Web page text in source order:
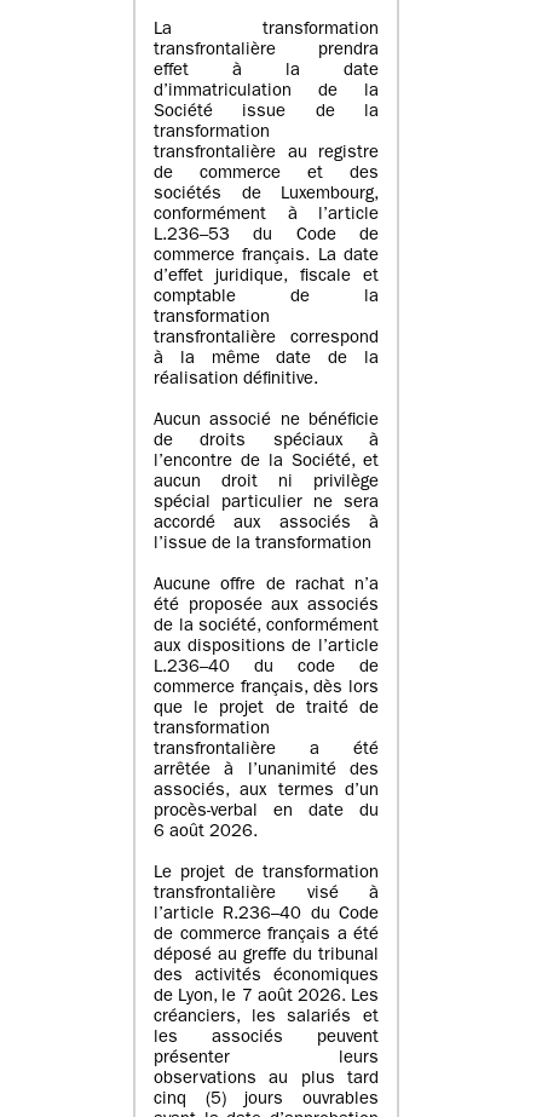
La transformation
transfrontalière prendra
effet à la date
d’immatriculation de la
Société issue de la
transformation
transfrontalière au registre
de commerce et des
sociétés de Luxembourg,
conformément à l’article
L.236–53 du Code de
commerce français. La date
d’effet juridique, fiscale et
comptable de la
transformation
transfrontalière correspond
à la même date de la
réalisation définitive.
Aucun associé ne bénéficie
de droits spéciaux à
l’encontre de la Société, et
aucun droit ni privilège
spécial particulier ne sera
accordé aux associés à
l’issue de la transformation
Aucune offre de rachat n’a
été proposée aux associés
de la société, conformément
aux dispositions de l’article
L.236–40 du code de
commerce français, dès lors
que le projet de traité de
transformation
transfrontalière a été
arrêtée à l’unanimité des
associés, aux termes d’un
procès-verbal en date du
6 août 2026.
Le projet de transformation
transfrontalière visé à
l’article R.236–40 du Code
de commerce français a été
déposé au greffe du tribunal
des activités économiques
de Lyon, le 7 août 2026. Les
créanciers, les salariés et
les associés peuvent
présenter leurs
observations au plus tard
cinq (5) jours ouvrables